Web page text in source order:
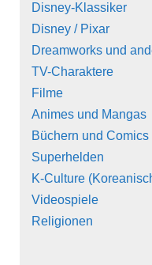
Disney-Klassiker
Disney / Pixar
Dreamworks und
TV-Charaktere
Filme
Animes und Mangas
Büchern und Comics
Superhelden
K-Culture
Videospiele
Religionen